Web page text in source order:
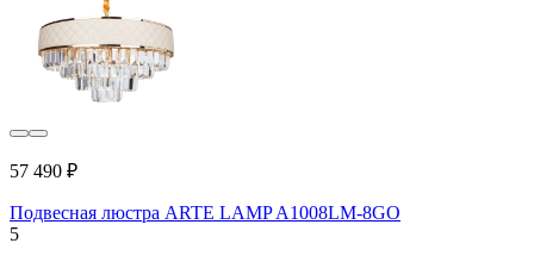
57 490 ₽
Подвесная люстра ARTE LAMP A1008LM-8GO
5